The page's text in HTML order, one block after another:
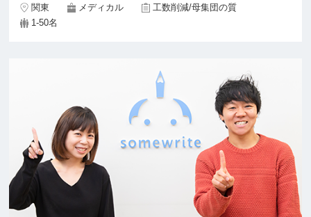
関東 メディカル
工数削減/母集団の質
1-50名